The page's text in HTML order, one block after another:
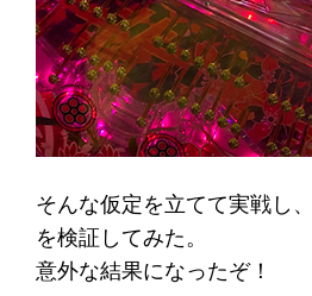
そんな仮定を立てて実戦し
を検証してみた。
意外な結果になったぞ！